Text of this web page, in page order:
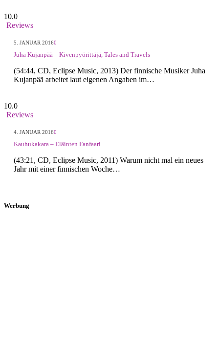
10.0
Reviews
5. JANUAR 20160
Juha Kujanpää – Kivenpyörittäjä, Tales and Travels
(54:44, CD, Eclipse Music, 2013) Der finnische Musiker Juha
Kujanpää arbeitet laut eigenen Angaben im…
10.0
Reviews
4. JANUAR 20160
Kauhukakara – Eläinten Fanfaari
(43:21, CD, Eclipse Music, 2011) Warum nicht mal ein neues
Jahr mit einer finnischen Woche…
Werbung